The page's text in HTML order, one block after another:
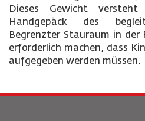
Dieses Gewicht
Handgepäck des
Begrenzter Stauraum in der
erforderlich machen, dass
aufgegeben werden müssen.